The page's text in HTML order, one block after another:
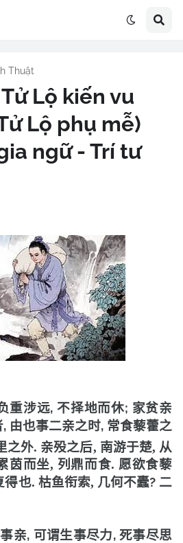
Thuật
Lộ kiến vu
Lộ phụ mễ)
ngữ - Trí tư
重涉远, 不择地而休; 家贫亲
, 由也事二亲之时, 常食藜藿之
之外. 亲殁之后, 南游于楚, 从
茵而坐, 列鼎而食. 愿欲食藜
得也. 枯鱼衔索, 几何不蠹? 二
亲, 可谓生事尽力, 死事尽思